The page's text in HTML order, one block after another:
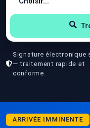
Signature électronique
— traitement rapide et
conforme.
ARRIVÉE IMMINENTE